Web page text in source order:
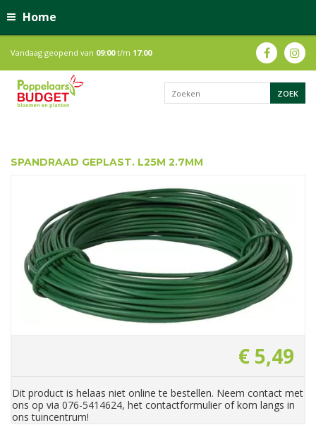
Home
Vandaag geopend van 09:00t/m 17:00
SPANDRAAD GEPLAST. L25M 2.7MM
€ 5,49
Dit product is helaas niet online te bestellen. Neem contact met
ons op via 076-5414624, het contactformulier of kom langs in
ons tuincentrum!